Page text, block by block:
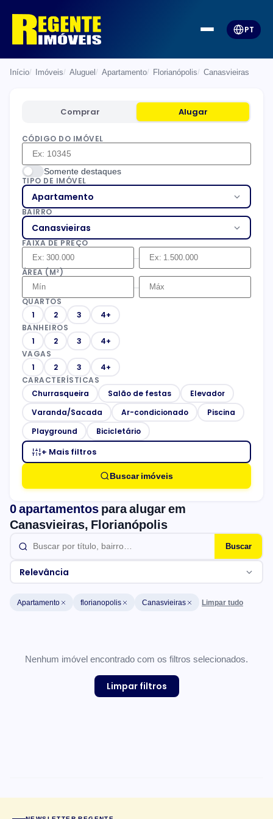
PT
Início Imóveis Aluguel Apartamento Florianópolis Canasvieiras
Comprar Alugar
CÓDIGO DO IMÓVEL
Somente destaques
TIPO DE IMÓVEL
Apartamento
BAIRRO
Canasvieiras
FAIXA DE PREÇO
–
ÁREA (M²)
–
QUARTOS
1
2 3
4+
BANHEIROS
1
2 3
4+
VAGAS
1
2 3
4+
CARACTERÍSTICAS
Churrasqueira
Salão de festas
Elevador
Varanda/Sacada
Ar-condicionado
Piscina
Playground
Bicicletário
+ Mais filtros
Buscar imóveis
0 apartamentospara alugar em
Canasvieiras, Florianópolis
Buscar
Relevância
Apartamento florianopolis Canasvieiras Limpar tudo
Nenhum imóvel encontrado com os filtros selecionados.
Limpar filtros
CARACTERÍSTICAS DO CONDOMÍNIO